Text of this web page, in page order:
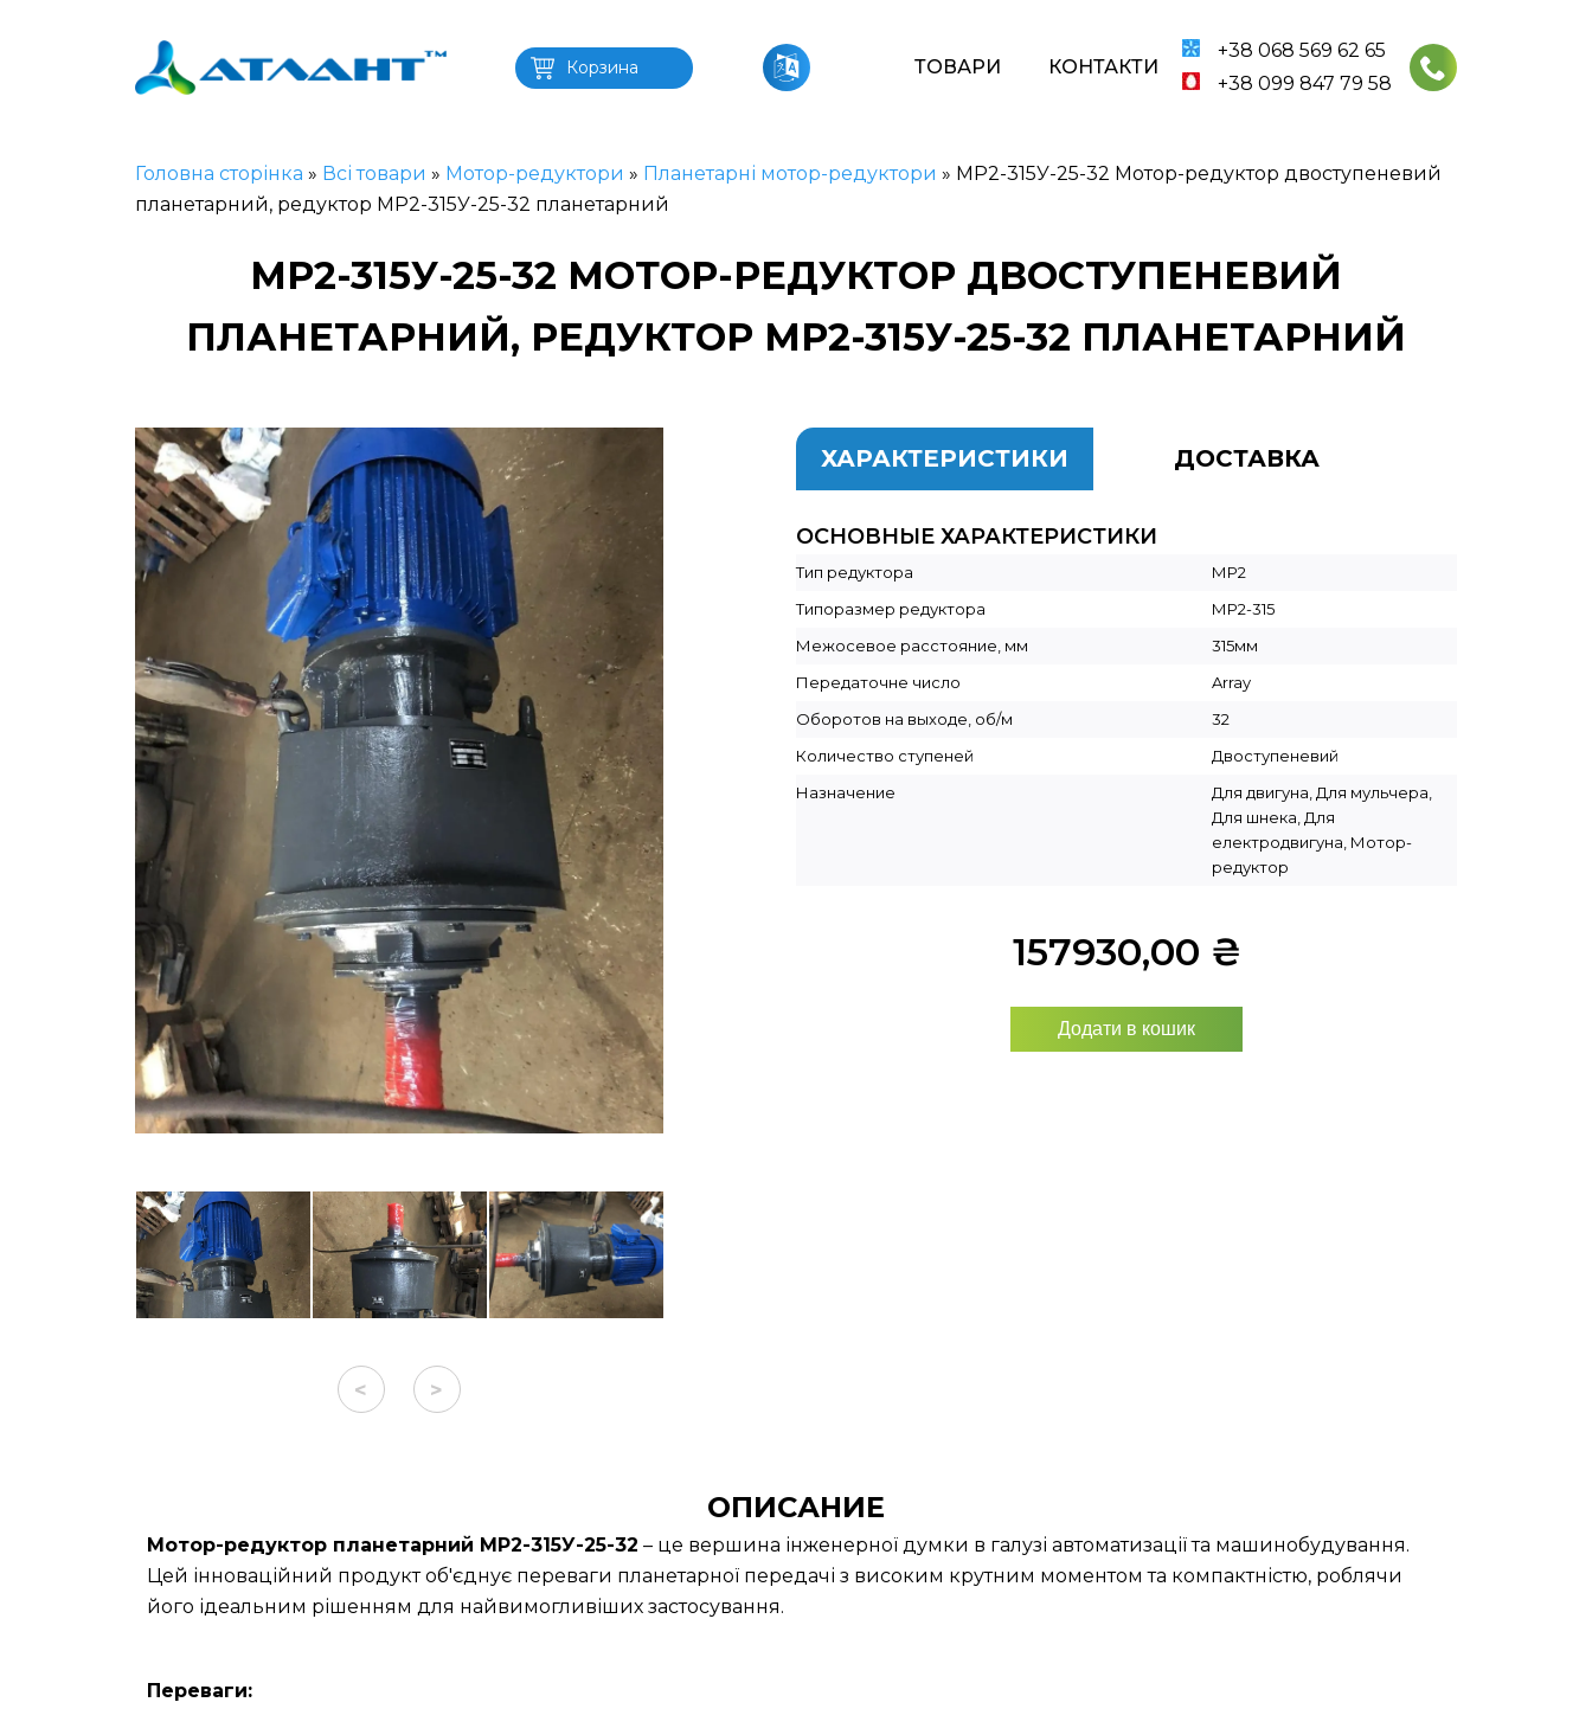
Корзина ТОВАРИ КОНТАКТИ
+38 068 569 62 65
+38 099 847 79 58
Головна сторінка » Всі товари » Мотор-редуктори » Планетарні мотор-редуктори » МР2-315У-25-32 Мотор-редуктор двоступеневий
планетарний, редуктор МР2-315У-25-32 планетарний
МР2-315У-25-32 МОТОР-РЕДУКТОР ДВОСТУПЕНЕВИЙ
ПЛАНЕТАРНИЙ, РЕДУКТОР МР2-315У-25-32 ПЛАНЕТАРНИЙ
< >
ХАРАКТЕРИСТИКИ ДОСТАВКА
ОСНОВНЫЕ ХАРАКТЕРИСТИКИ
Тип редуктора
МР2
Типоразмер редуктора
МР2-315
Межосевое расстояние, мм
315мм
Передаточне число
Array
Оборотов на выходе, об/м
32
Количество ступеней
Двоступеневий
Назначение
Для двигуна, Для мульчера,
Для шнека, Для
електродвигуна, Мотор-
редуктор
157930,00 ₴
Додати в кошик
ОПИСАНИЕ
Мотор-редуктор планетарний МР2-315У-25-32 – це вершина інженерної думки в галузі автоматизації та машинобудування.
Цей інноваційний продукт об'єднує переваги планетарної передачі з високим крутним моментом та компактністю, роблячи
його ідеальним рішенням для найвимогливіших застосування.
Переваги: